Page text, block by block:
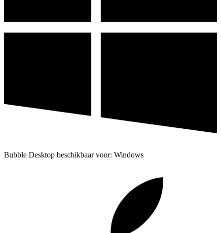
Bubble Desktop beschikbaar voor: Windows